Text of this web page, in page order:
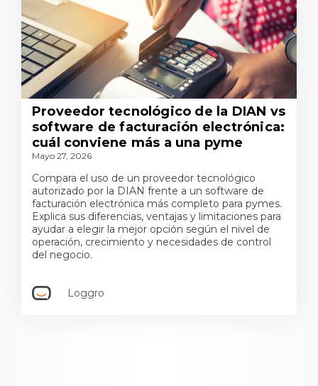
Proveedor tecnológico de la DIAN vs
software de facturación electrónica:
cuál conviene más a una pyme
Mayo 27, 2026
Compara el uso de un proveedor tecnológico
autorizado por la DIAN frente a un software de
facturación electrónica más completo para pymes.
Explica sus diferencias, ventajas y limitaciones para
ayudar a elegir la mejor opción según el nivel de
operación, crecimiento y necesidades de control
del negocio.
Loggro